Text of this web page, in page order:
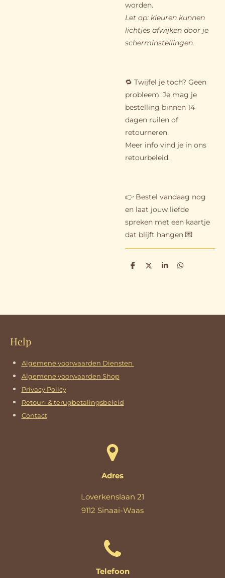
worden.
Let op: kleuren kunnen
lichtjes afwijken door je
scherminstellingen.
🔁 Twijfel je toch? Geen
probleem. Je mag je
bestelling binnen 14
dagen ruilen of
retourneren.
Meer info vind je in ons
retourbeleid.
👉 Bestel vandaag nog
en laat jouw liefde
spreken met een kaartje
dat blijft hangen 💌
D
D
S
D
Help
Algemene voorwaarden Diensten
Algemene voorwaarden Shop
Privacy Policy
Retour- & terugbetalingsbeleid
Contact
Adres
Loverkenslaan 21
9112 Sinaai-Waas
Telefoon